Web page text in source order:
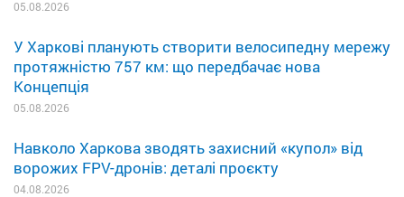
05.08.2026
У Харкові планують створити велосипедну мережу
протяжністю 757 км: що передбачає нова
Концепція
05.08.2026
Навколо Харкова зводять захисний «купол» від
ворожих FPV-дронів: деталі проєкту
04.08.2026